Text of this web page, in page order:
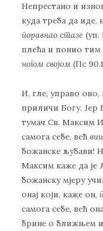
Непрестано и
куда треба да иде,
поравнао стазе (уп.
плећа и понио тим
ногом својом (Пс
И, гле, управо
приличи Богу. Јер
тумач Св. Максим
самога себе, већ
божанске љубави!
Максим каже да је
божанску мјеру
онај који, каже он,
самога себе, већ
брине о ближњем и